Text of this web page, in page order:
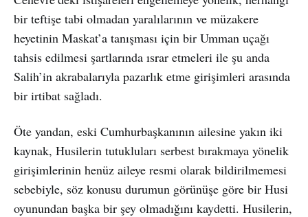
bir teftişe tabi olmadan yaralılarının ve müzakere
heyetinin Maskat’a tanışması için bir Umman uçağı
tahsis edilmesi şartlarında ısrar etmeleri ile şu anda
Salih’in akrabalarıyla pazarlık etme girişimleri arasında
bir irtibat sağladı.
Öte yandan, eski Cumhurbaşkanının ailesine yakın iki
kaynak, Husilerin tutukluları serbest bırakmaya yönelik
girişimlerinin henüz aileye resmi olarak bildirilmemesi
sebebiyle, söz konusu durumun görünüşe göre bir Husi
oyunundan başka bir şey olmadığını kaydetti. Husilerin,